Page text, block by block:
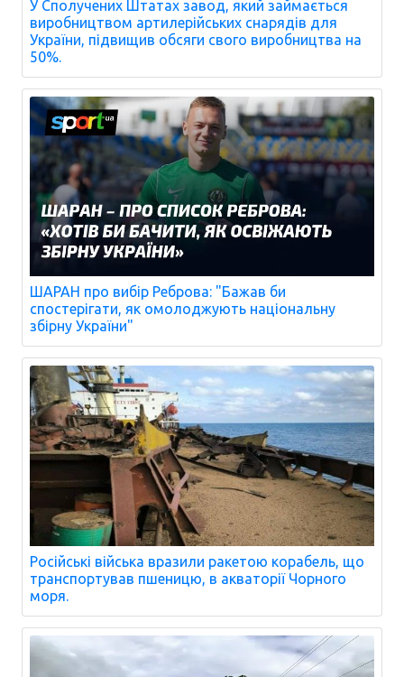
У Сполучених Штатах завод, який займається
виробництвом артилерійських снарядів для
України, підвищив обсяги свого виробництва на
50%.
ШАРАН про вибір Реброва: "Бажав би
спостерігати, як омолоджують національну
збірну України"
Російські війська вразили ракетою корабель, що
транспортував пшеницю, в акваторії Чорного
моря.